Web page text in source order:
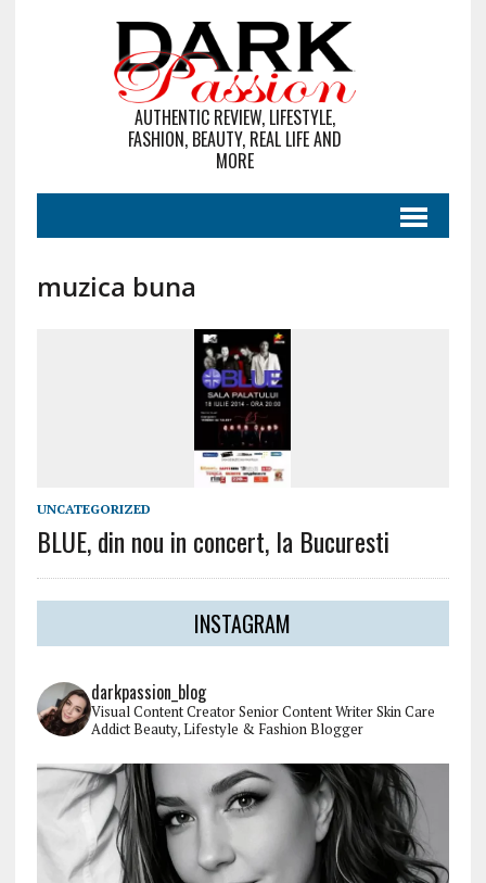
AUTHENTIC REVIEW, LIFESTYLE,
FASHION, BEAUTY, REAL LIFE AND
MORE
muzica buna
UNCATEGORIZED
BLUE, din nou in concert, la Bucuresti
INSTAGRAM
darkpassion_blog
Visual Content CreatorSenior Content WriterSkin Care
AddictBeauty, Lifestyle & Fashion Blogger